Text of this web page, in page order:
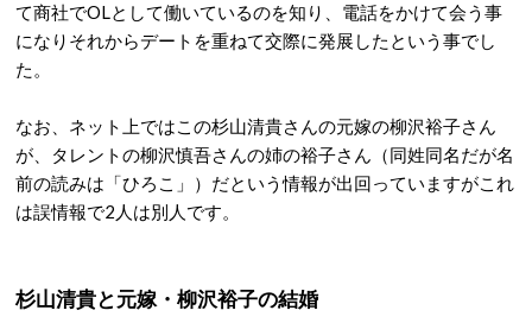
て商社でOLとして働いているのを知り、電話をかけて会う事
になりそれからデートを重ねて交際に発展したという事でし
た。
なお、ネット上ではこの杉山清貴さんの元嫁の柳沢裕子さん
が、タレントの柳沢慎吾さんの姉の裕子さん（同姓同名だが名
前の読みは「ひろこ」）だという情報が出回っていますがこれ
は誤情報で2人は別人です。
杉山清貴と元嫁・柳沢裕子の結婚